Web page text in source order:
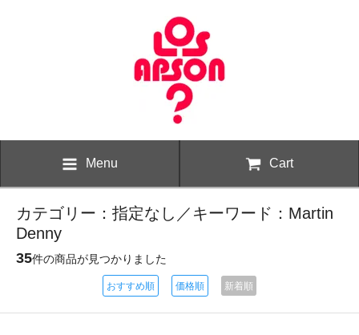
Menu Cart
カテゴリー：指定なし／キーワード：Martin
Denny
35件の商品が見つかりました
おすすめ順 価格順 新着順